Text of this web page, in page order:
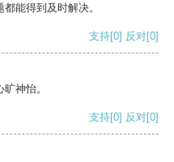
能得到及时解决。
支持[0] 反对[0]
神怡。
支持[0] 反对[0]